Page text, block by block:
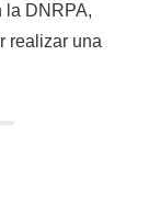
la DNRPA,
realizar una